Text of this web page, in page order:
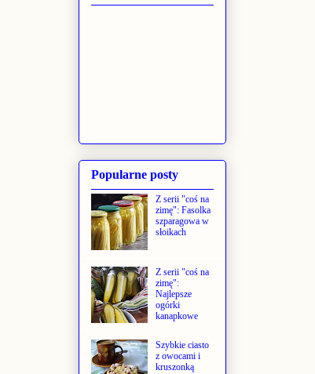
Popularne posty
Z serii "coś na
zimę": Fasolka
szparagowa w
słoikach
Z serii "coś na
zimę":
Najlepsze
ogórki
kanapkowe
Szybkie ciasto
z owocami i
kruszonką